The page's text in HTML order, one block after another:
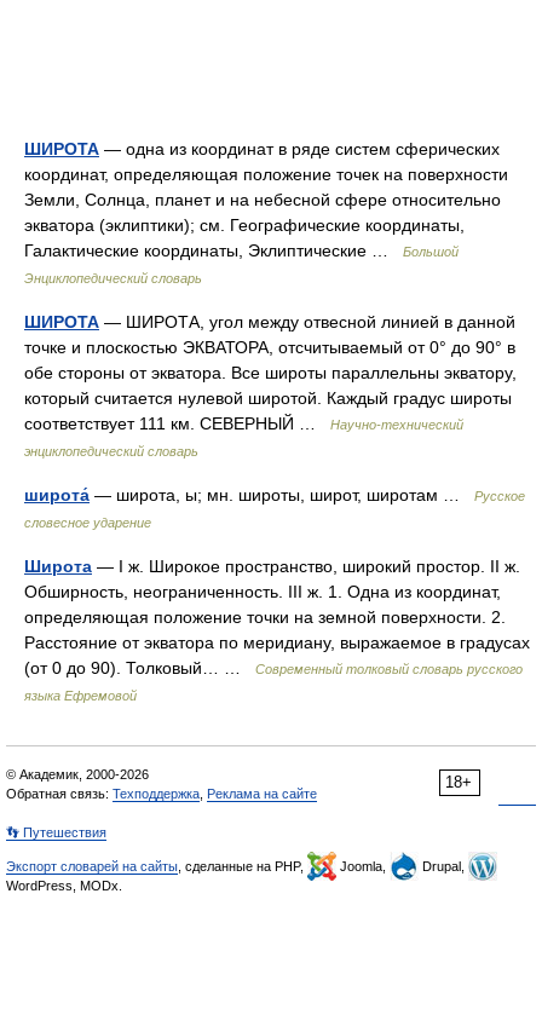
ШИРОТА — одна из координат в ряде систем сферических
координат, определяющая положение точек на поверхности
Земли, Солнца, планет и на небесной сфере относительно
экватора (эклиптики); см. Географические координаты,
Галактические координаты, Эклиптические …
Большой
Энциклопедический словарь
ШИРОТА — ШИРОТА, угол между отвесной линией в данной
точке и плоскостью ЭКВАТОРА, отсчитываемый от 0° до 90° в
обе стороны от экватора. Все широты параллельны экватору,
который считается нулевой широтой. Каждый градус широты
соответствует 111 км. СЕВЕРНЫЙ …
Научно-технический
энциклопедический словарь
широта́ — широта, ы; мн. широты, широт, широтам …
Русское
словесное ударение
Широта — I ж. Широкое пространство, широкий простор. II ж.
Обширность, неограниченность. III ж. 1. Одна из координат,
определяющая положение точки на земной поверхности. 2.
Расстояние от экватора по меридиану, выражаемое в градусах
(от 0 до 90). Толковый… …
Современный толковый словарь русского
языка Ефремовой
18+
© Академик, 2000-2026
Обратная связь: Техподдержка Реклама на сайте
👣 Путешествия
Экспорт словарей на сайты , сделанные на PHP, Joomla,
Drupal,
WordPress, MODx.